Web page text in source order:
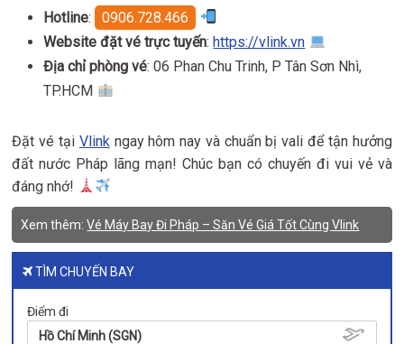
Hotline:
0906.728.466
Website đặt vé trực tuyến:https://vlink.vn
Địa chỉ phòng vé: 06 Phan Chu Trinh, P Tân Sơn Nhì,
TP.HCM
Đặt vé tại Vlinkngay hôm nay và chuẩn bị vali để tận hưởng
đất nước Pháp lãng mạn! Chúc bạn có chuyến đi vui vẻ và
đáng nhớ!
Xem thêm:Vé Máy Bay Đi Pháp – Săn Vé Giá Tốt Cùng Vlink
TÌM CHUYẾN BAY
Điểm đi
Hồ Chí Minh (SGN)